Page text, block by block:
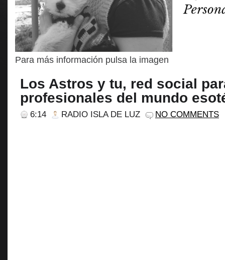
Para más información pulsa la imagen
Los Astros y tu, red social
profesionales del mundo
6:14 RADIO ISLA DE LUZ NO COMMENTS